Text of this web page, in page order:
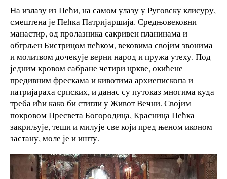
На излазу из Пећи, на самом улазу у Руговску клисуру,
смештена је Пећка Патријаршија. Средњовековни
манастир, од пролазника сакривен планинама и
обгрљен Бистрицом пећком, вековима својим звонима
и молитвом дочекује верни народ и пружа утеху. Под
једним кровом сабране четири цркве, окићене
предивним фрескама и кивотима архиепископа и
патријараха српских, и данас су путоказ многима куда
треба ићи како би стигли у Живот Вечни. Својим
покровом Пресвета Богородица, Красница Пећка
закриљује, теши и милује све који пред њеном иконом
застану, моле је и ишту.